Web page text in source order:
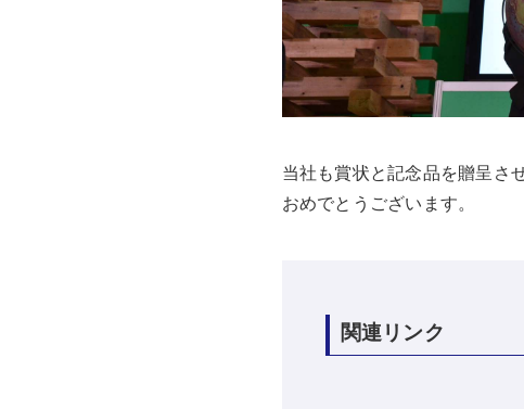
当社も賞状と記念品を贈呈さ
おめでとうございます。
関連リンク